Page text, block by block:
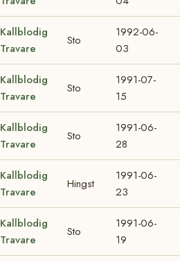
Kallblodig
Travare
Sto
1992-06-
03
Kallblodig
Travare
Sto
1991-07-
15
Kallblodig
Travare
Sto
1991-06-
28
Kallblodig
Travare
Hingst
1991-06-
23
Kallblodig
Travare
Sto
1991-06-
19